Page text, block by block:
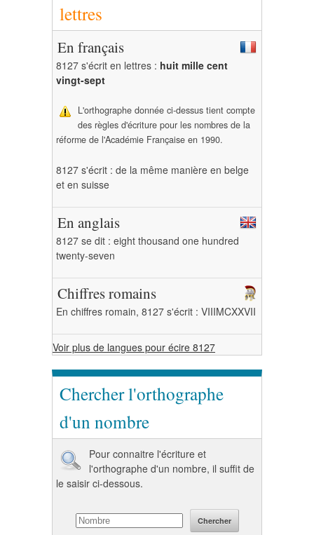
lettres
En français
8127 s'écrit en lettres : huit mille cent
vingt-sept
L'orthographe donnée ci-dessus tient compte
des règles d'écriture pour les nombres de la
réforme de l'Académie Française en 1990.
8127 s'écrit : de la même manière en belge
et en suisse
En anglais
8127 se dit : eight thousand one hundred
twenty-seven
Chiffres romains
En chiffres romain, 8127 s'écrit : VIIIMCXXVII
Voir plus de langues pour écire 8127
Chercher l'orthographe
d'un nombre
Pour connaitre l'écriture et
l'orthographe d'un nombre, il suffit de
le saisir ci-dessous.